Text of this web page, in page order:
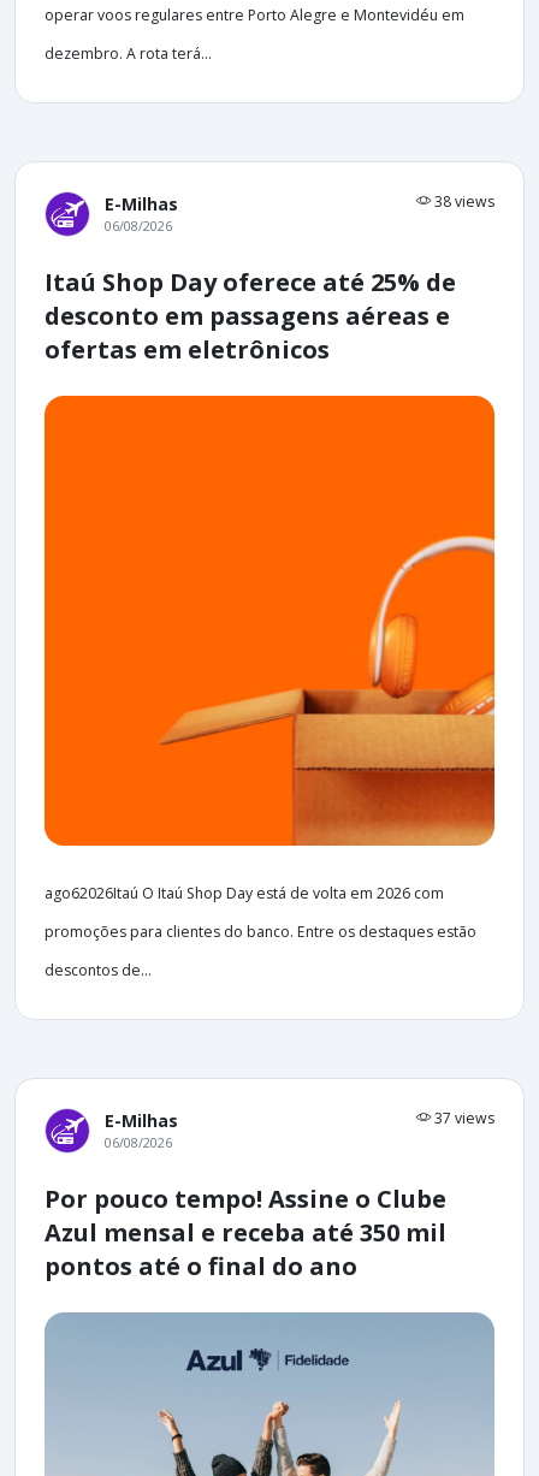
operar voos regulares entre Porto Alegre e Montevidéu em
dezembro. A rota terá...
E-Milhas 38 views
06/08/2026
Itaú Shop Day oferece até 25% de
desconto em passagens aéreas e
ofertas em eletrônicos
ago62026Itaú O Itaú Shop Day está de volta em 2026 com
promoções para clientes do banco. Entre os destaques estão
descontos de...
E-Milhas 37 views
06/08/2026
Por pouco tempo! Assine o Clube
Azul mensal e receba até 350 mil
pontos até o final do ano